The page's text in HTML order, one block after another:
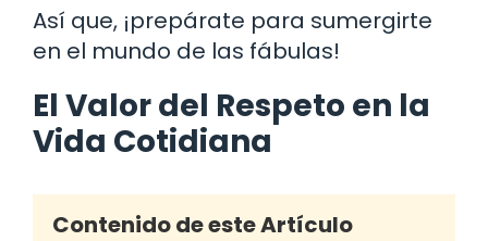
Así que, ¡prepárate para sumergirte
en el mundo de las fábulas!
El Valor del Respeto en la
Vida Cotidiana
Contenido de este Artículo